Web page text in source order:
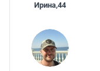
Ирина,44